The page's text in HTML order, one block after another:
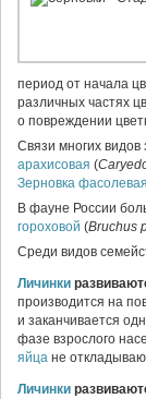
период от начала
различных частях
о повреждении
Связи многих
арахисовая (
Зерновка фасолевая
В фауне России
гороховой (Bruchus
Среди видов
Личинки
производится на
и заканчивается
фазе взрослого
яйца не
Личинки